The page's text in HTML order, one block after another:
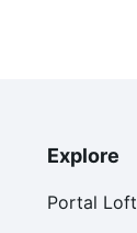
Explore
Portal Loft